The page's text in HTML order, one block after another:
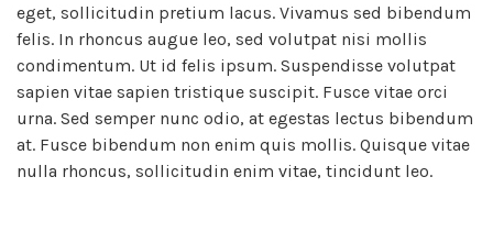
eget, sollicitudin pretium lacus. Vivamus sed bibendum
felis. In rhoncus augue leo, sed volutpat nisi mollis
condimentum. Ut id felis ipsum. Suspendisse volutpat
sapien vitae sapien tristique suscipit. Fusce vitae orci
urna. Sed semper nunc odio, at egestas lectus bibendum
at. Fusce bibendum non enim quis mollis. Quisque vitae
nulla rhoncus, sollicitudin enim vitae, tincidunt leo.